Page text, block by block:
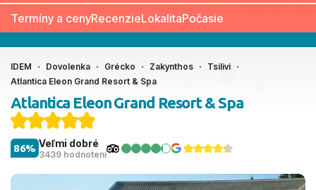
Termíny a cenyRecenzieLokalitaPočasie
IDEM Dovolenka Grécko Zakynthos
Tsilivi
Atlantica Eleon Grand Resort & Spa
Atlantica Eleon Grand Resort & Spa
Veľmi dobré
3439 hodnotení
86%